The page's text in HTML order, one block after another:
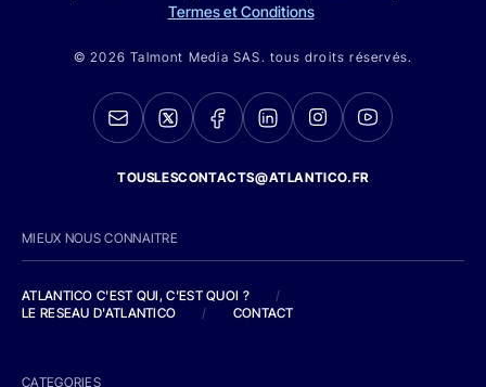
Termes et Conditions
© 2026 Talmont Media SAS. tous droits réservés.
TOUSLESCONTACTS@ATLANTICO.FR
MIEUX NOUS CONNAITRE
ATLANTICO C'EST QUI, C'EST QUOI ?
/
LE RESEAU D'ATLANTICO
/ CONTACT
CATEGORIES